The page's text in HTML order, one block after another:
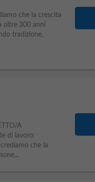
che la crescita
oltre 300 anni
tradizione,
A
di lavoro:
che la